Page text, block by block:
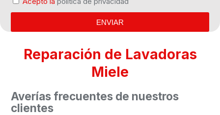
ENVIAR
Reparación de Lavadoras
Miele
Averías frecuentes de nuestros
clientes